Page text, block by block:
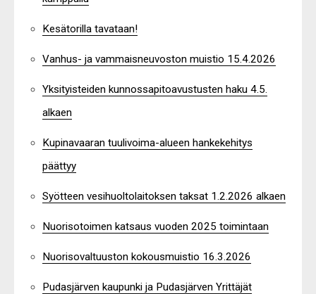
Kesätorilla tavataan!
Vanhus- ja vammaisneuvoston muistio 15.4.2026
Yksityisteiden kunnossapitoavustusten haku 4.5.
alkaen
Kupinavaaran tuulivoima-alueen hankekehitys
päättyy
Syötteen vesihuoltolaitoksen taksat 1.2.2026 alkaen
Nuorisotoimen katsaus vuoden 2025 toimintaan
Nuorisovaltuuston kokousmuistio 16.3.2026
Pudasjärven kaupunki ja Pudasjärven Yrittäjät